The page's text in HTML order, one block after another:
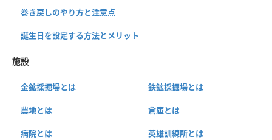
巻き戻しのやり方と注意点
誕生日を設定する方法とメリット
施設
金鉱採掘場とは 鉄鉱採掘場とは
農地とは 倉庫とは
病院とは 英雄訓練所とは